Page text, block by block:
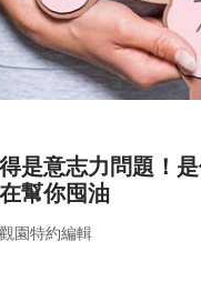
是意志力問題！
幫你囤油
園特約編輯